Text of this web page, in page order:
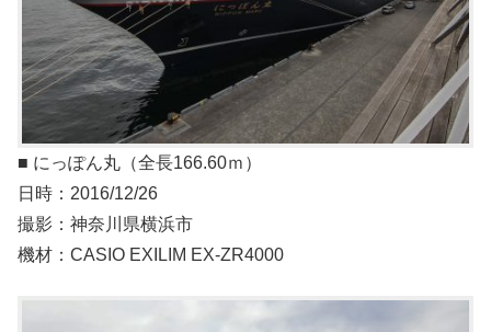
■ にっぽん丸（全⻑166.60ｍ）
日時：2016/12/26
撮影：神奈川県横浜市
機材：CASIO EXILIM EX-ZR4000